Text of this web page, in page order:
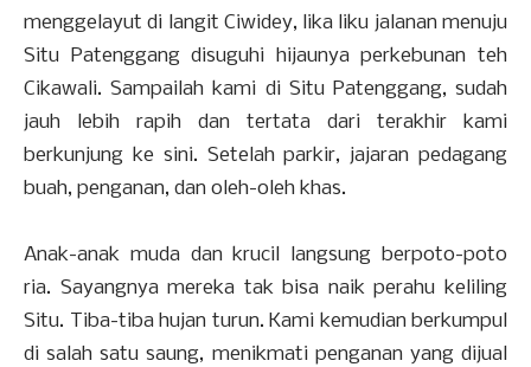
menggelayut di langit Ciwidey, lika liku jalanan menuju
Situ Patenggang disuguhi hijaunya perkebunan teh
Cikawali. Sampailah kami di Situ Patenggang, sudah
jauh lebih rapih dan tertata dari terakhir kami
berkunjung ke sini. Setelah parkir, jajaran pedagang
buah, penganan, dan oleh-oleh khas.
Anak-anak muda dan krucil langsung berpoto-poto
ria. Sayangnya mereka tak bisa naik perahu keliling
Situ. Tiba-tiba hujan turun. Kami kemudian berkumpul
di salah satu saung, menikmati penganan yang dijual